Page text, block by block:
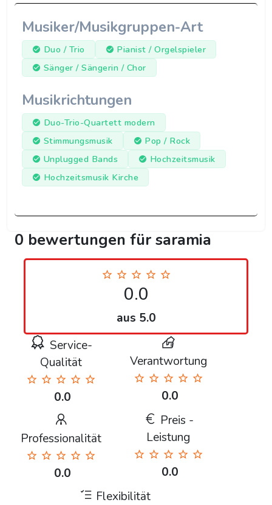
Musiker/Musikgruppen-Art
Duo / Trio
Pianist / Orgelspieler
Sänger / Sängerin / Chor
Musikrichtungen
Duo-Trio-Quartett modern
Stimmungsmusik
Pop / Rock
Unplugged Bands
Hochzeitsmusik
Hochzeitsmusik Kirche
0 bewertungen für saramia
0.0
aus 5.0
Service-
Qualität
0.0
Verantwortung
0.0
Professionalität
0.0
Preis -
Leistung
0.0
Flexibilität